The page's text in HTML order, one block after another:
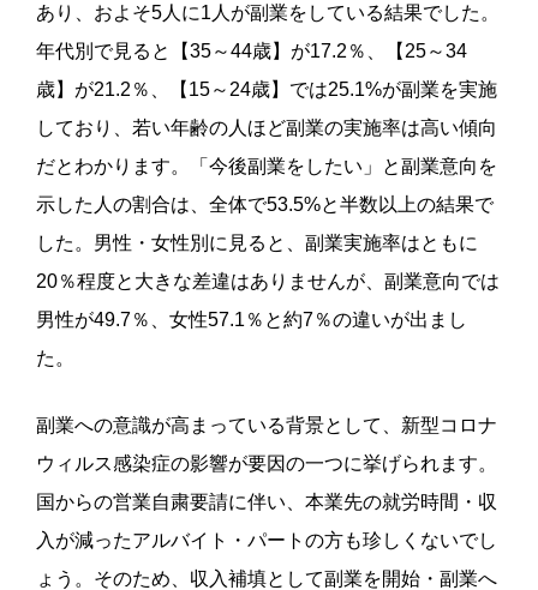
あり、およそ5人に1人が副業をしている結果でした。
年代別で見ると【35～44歳】が17.2％、【25～34
歳】が21.2％、【15～24歳】では25.1%が副業を実施
しており、若い年齢の人ほど副業の実施率は高い傾向
だとわかります。「今後副業をしたい」と副業意向を
示した人の割合は、全体で53.5%と半数以上の結果で
した。男性・女性別に見ると、副業実施率はともに
20％程度と大きな差違はありませんが、副業意向では
男性が49.7％、女性57.1％と約7％の違いが出まし
た。
副業への意識が高まっている背景として、新型コロナ
ウィルス感染症の影響が要因の一つに挙げられます。
国からの営業自粛要請に伴い、本業先の就労時間・収
入が減ったアルバイト・パートの方も珍しくないでし
ょう。そのため、収入補填として副業を開始・副業へ